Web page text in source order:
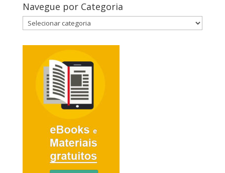
Navegue por Categoria